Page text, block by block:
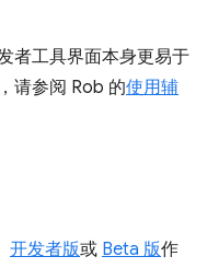
者工具界面本身更易于
请参阅 Rob 的使用辅
开发者版或 Beta 版作